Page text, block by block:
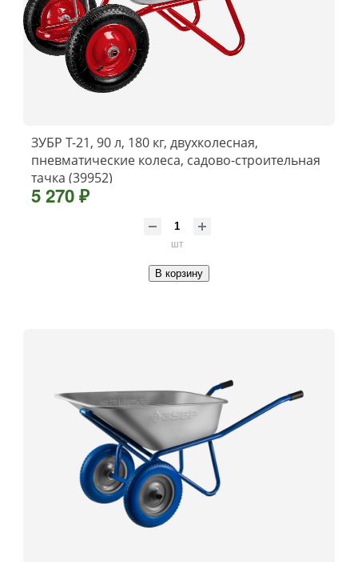
ЗУБР Т-21, 90 л, 180 кг, двухколесная,
пневматические колеса, садово-строительная
тачка (39952)
5 270 ₽
шт
В корзину